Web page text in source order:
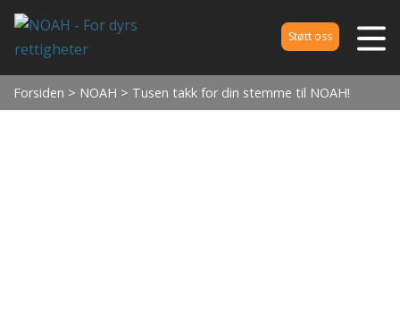
Støtt oss
Forsiden > NOAH > Tusen takk for din stemme til NOAH!